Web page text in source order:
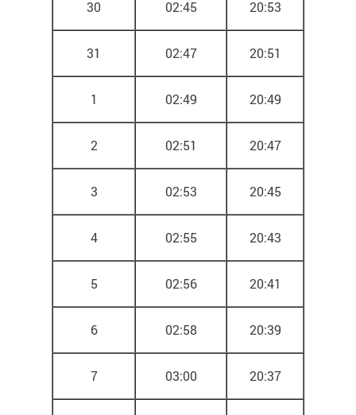
30 02:45 20:53
31 02:47 20:51
1 02:49 20:49
2 02:51 20:47
3 02:53 20:45
4 02:55 20:43
5 02:56 20:41
6 02:58 20:39
7 03:00 20:37